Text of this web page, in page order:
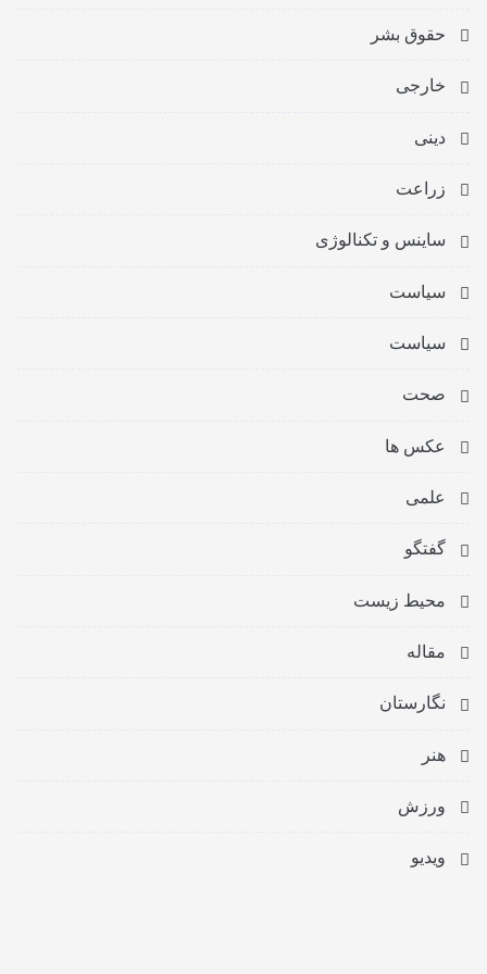
حقوق بشر
خارجی
دینی
زراعت
ساینس و تکنالوژی
سیاست
سیاست
صحت
عکس ها
علمی
گفتگو
محیط زیست
مقاله
نگارستان
هنر
ورزش
ویدیو